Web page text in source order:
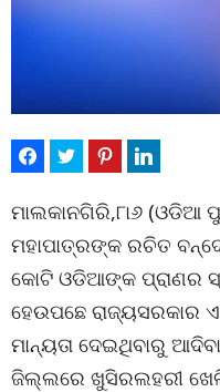
ମାଲକାନଗିରି,୮ା୬ (ଓଡିଆ
ମହାପାତ୍ରଙ୍କ ରଚିତ
କୋଟି ଓଡିଆଙ୍କ ପ୍ରାଣର
ହେଉପଛେ ରାଜ୍ୟସରକାର
ମାନ୍ୟତା ଦେଇଥିବାରୁ
ଜିଲ୍ଲରେ ଖୁସିରଲହରୀ